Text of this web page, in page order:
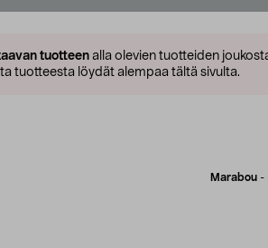
tuotteen alla olevien tuotteiden
tuotteesta löydät alempaa tältä sivulta.
Marabou -